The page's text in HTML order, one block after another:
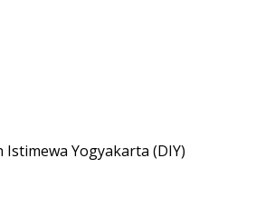
Yogyakarta (DIY)